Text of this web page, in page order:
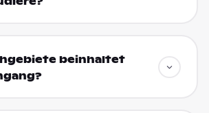
beinhaltet